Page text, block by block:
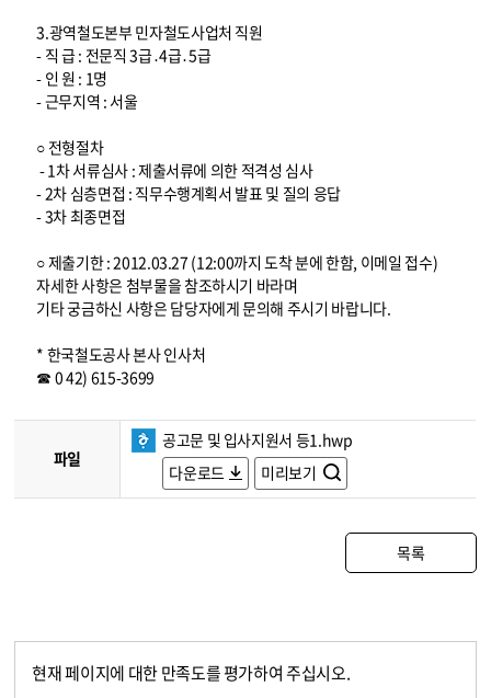
3.광역철도본부 민자철도사업처 직원
- 직 급 : 전문직 3급․4급․5급
- 인 원 : 1명
- 근무지역 : 서울
○ 전형절차
- 1차 서류심사 : 제출서류에 의한 적격성 심사
- 2차 심층면접 : 직무수행계획서 발표 및 질의 응답
- 3차 최종면접
○ 제출기한 : 2012.03.27 (12:00까지 도착 분에 한함, 이메일 접수)
자세한 사항은 첨부물을 참조하시기 바라며
기타 궁금하신 사항은 담당자에게 문의해 주시기 바랍니다.
* 한국철도공사 본사 인사처
☎ 0 42) 615-3699
파일
공고문 및 입사지원서 등1.hwp
다운로드
미리보기
목록
현재 페이지에 대한 만족도를 평가하여 주십시오.